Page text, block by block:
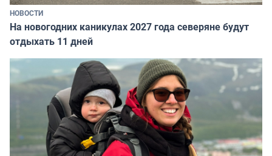
НОВОСТИ
На новогодних каникулах 2027 года северяне будут
отдыхать 11 дней